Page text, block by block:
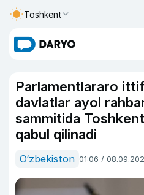
Toshkent
Parlamentlararo
davlatlar ayol
sammitida
qabul qilinadi
O‘zbekiston 01:06 /